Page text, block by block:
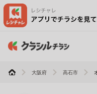
大阪府 高石市